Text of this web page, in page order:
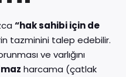
“hak sahibi için de
tazminini talep edebilir.
ve varlığını
harcama (çatlak